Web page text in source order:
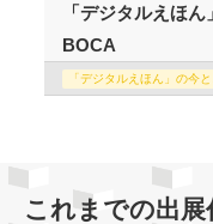
「デジタルえほ
BOCA
「デジタルえほん」の今
これまでの出展